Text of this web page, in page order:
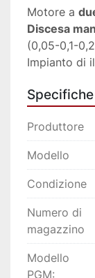
Motore a
Discesa
(0,05-0,1-
Impianto di
Specifiche
Produttore
Modello
Condizione
Numero di
magazzino
Modello
PGM: